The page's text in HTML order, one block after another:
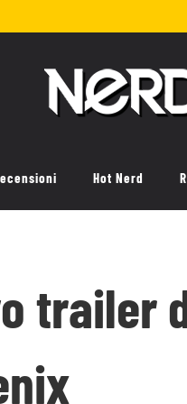
Hot Nerd
trailer